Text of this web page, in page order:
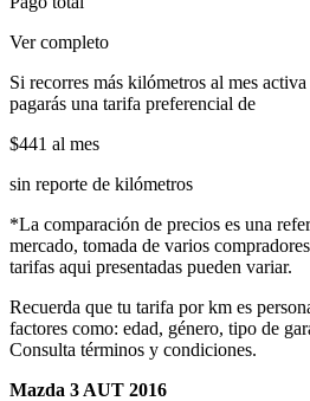
Ver completo
Si recorres más kilómetros al mes
pagarás una tarifa preferencial de
$441 al mes
sin reporte de kilómetros
*La comparación de precios es una
mercado, tomada de varios
tarifas aqui presentadas pueden variar.
Recuerda que tu tarifa por km es
factores como: edad, género, tipo de
Consulta términos y condiciones.
Mazda 3 AUT 2016